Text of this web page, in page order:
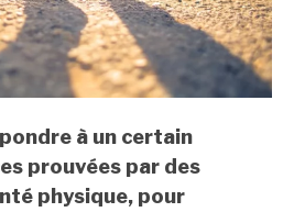
à un certain
prouvées par des
physique, pour